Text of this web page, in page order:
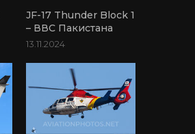
JF-17 Thunder Block 1
– ВВС Пакистана
13.11.2024